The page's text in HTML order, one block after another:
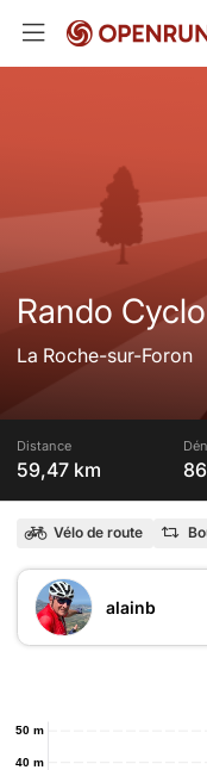
Rando
La Roche-sur-Foron
Distance
59,47 km
Vélo de route
alainb
40 m
50 m